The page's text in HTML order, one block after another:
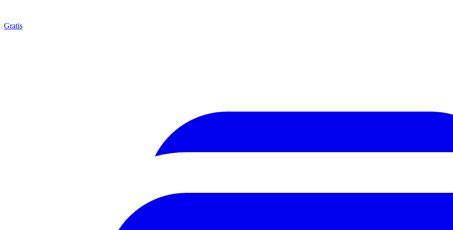
Gratis